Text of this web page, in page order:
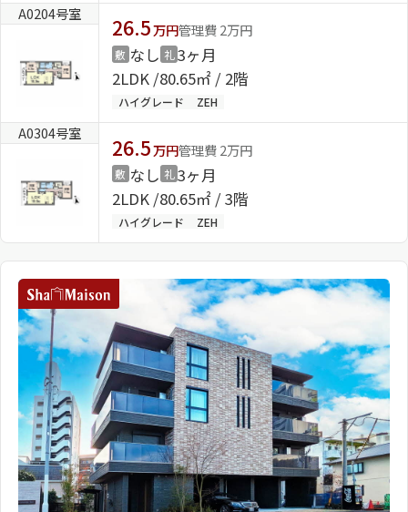
お問い合わせ・よくある質問
シャーメゾンライフ CLUB
らくらくパートナー
シャーメゾンライフ GUARD
らくらくプラチナ
A0204号室
26.5万円管理費 2万円
敷 なし 礼 3ヶ月
2LDK 80.65㎡ / 2階
ハイグレード ZEH
A0304号室
26.5万円管理費 2万円
敷 なし 礼 3ヶ月
2LDK 80.65㎡ / 3階
ハイグレード ZEH